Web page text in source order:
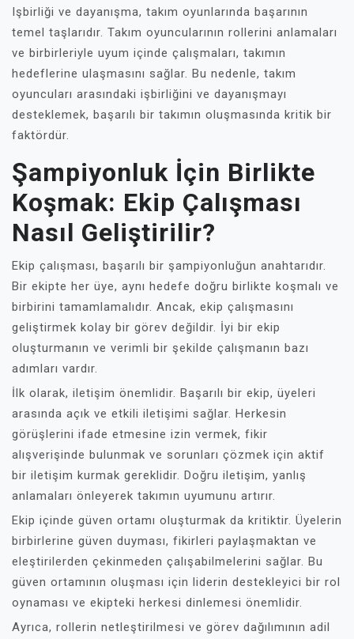
Işbirliği ve dayanışma, takım oyunlarında başarının
temel taşlarıdır. Takım oyuncularının rollerini anlamaları
ve birbirleriyle uyum içinde çalışmaları, takımın
hedeflerine ulaşmasını sağlar. Bu nedenle, takım
oyuncuları arasındaki işbirliğini ve dayanışmayı
desteklemek, başarılı bir takımın oluşmasında kritik bir
faktördür.
Şampiyonluk İçin Birlikte
Koşmak: Ekip Çalışması
Nasıl Geliştirilir?
Ekip çalışması, başarılı bir şampiyonluğun anahtarıdır.
Bir ekipte her üye, aynı hedefe doğru birlikte koşmalı ve
birbirini tamamlamalıdır. Ancak, ekip çalışmasını
geliştirmek kolay bir görev değildir. İyi bir ekip
oluşturmanın ve verimli bir şekilde çalışmanın bazı
adımları vardır.
İlk olarak, iletişim önemlidir. Başarılı bir ekip, üyeleri
arasında açık ve etkili iletişimi sağlar. Herkesin
görüşlerini ifade etmesine izin vermek, fikir
alışverişinde bulunmak ve sorunları çözmek için aktif
bir iletişim kurmak gereklidir. Doğru iletişim, yanlış
anlamaları önleyerek takımın uyumunu artırır.
Ekip içinde güven ortamı oluşturmak da kritiktir. Üyelerin
birbirlerine güven duyması, fikirleri paylaşmaktan ve
eleştirilerden çekinmeden çalışabilmelerini sağlar. Bu
güven ortamının oluşması için liderin destekleyici bir rol
oynaması ve ekipteki herkesi dinlemesi önemlidir.
Ayrıca, rollerin netleştirilmesi ve görev dağılımının adil